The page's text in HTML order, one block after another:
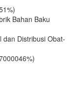
Bahan Baku
dan Distribusi Obat-